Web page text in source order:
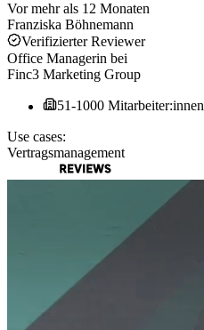
Vor mehr als 12 Monaten
Franziska Böhnemann
Verifizierter Reviewer
Office Managerin bei
Finc3 Marketing Group
51-1000 Mitarbeiter:innen
Use cases:
Vertragsmanagement